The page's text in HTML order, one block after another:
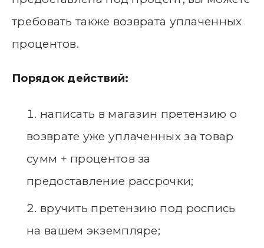
требовать также возврата уплаченных
процентов.
Порядок действий:
написать в магазин претензию о
возврате уже уплаченных за товар
сумм + процентов за
предоставление рассрочки;
вручить претензию под роспись
на вашем экземпляре;